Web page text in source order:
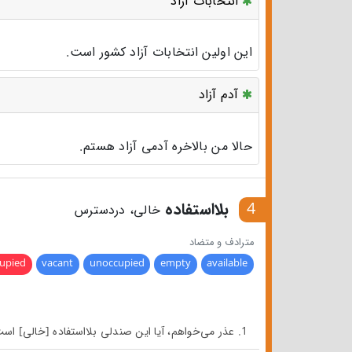
این اولین انتخابات آزاد کشور است.
آدم آزاد
حالا من بالاخره آدمی آزاد هستم.
4 بلااستفاده خالی، دردسترس
مترادف و متضاد
available
empty
unoccupied
vacant
1. عذر می‌خواهم، آیا این صندلی بلااستفاده [خالی] است [کسی روی این صندلی نمی‌نشیند یا این صندلی برای کسی نیست]؟